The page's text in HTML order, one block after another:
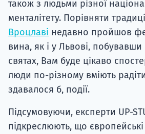
також з людьми різної
менталітету. Порівняти
Вроцлаві недавно пройшов
вина, як і у Львові,
святах, Вам буде цікаво
люди по-різному вміють
здавалося б, події.
Підсумовуючи, експерти UP-
підкреслюють, що європейські